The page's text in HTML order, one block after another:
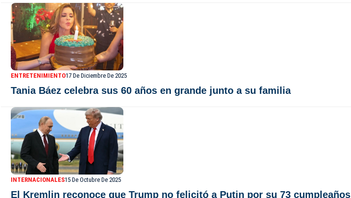
ENTRETENIMIENTO17 De Diciembre De 2025
Tania Báez celebra sus 60 años en grande junto a su familia
INTERNACIONALES15 De Octubre De 2025
El Kremlin reconoce que Trump no felicitó a Putin por su 73 cumpleaños